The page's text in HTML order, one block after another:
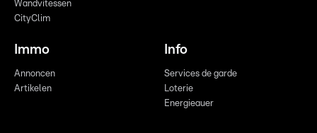
Wandvitessen
CityClim
Immo
Annoncen
Artikelen
Info
Services de garde
Loterie
Energieauer